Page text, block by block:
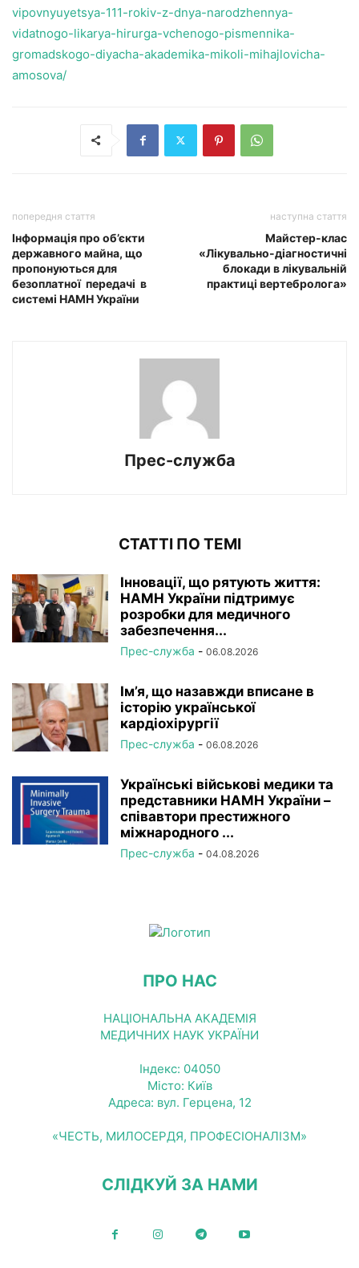
vipovnyuyetsya-111-rokiv-z-dnya-narodzhennya-
vidatnogo-likarya-hirurga-vchenogo-pismennika-
gromadskogo-diyacha-akademika-mikoli-mihajlovicha-
amosova/
попередня стаття
Інформація про об’єкти
державного майна, що
пропонуються для
безоплатної передачі в
системі НАМН України
наступна стаття
Майстер-клас
«Лікувально-діагностичні
блокади в лікувальній
практиці вертебролога»
Прес-служба
СТАТТІ ПО ТЕМІ
Інновації, що рятують життя:
НАМН України підтримує
розробки для медичного
забезпечення...
Прес-служба - 06.08.2026
Ім’я, що назавжди вписане в
історію української
кардіохірургії
Прес-служба - 06.08.2026
Українські військові медики та
представники НАМН України –
співавтори престижного
міжнародного ...
Прес-служба - 04.08.2026
ПРО НАС
НАЦІОНАЛЬНА АКАДЕМІЯ
МЕДИЧНИХ НАУК УКРАЇНИ
Індекс: 04050
Місто: Київ
Адреса: вул. Герцена, 12
«ЧЕСТЬ, МИЛОСЕРДЯ, ПРОФЕСІОНАЛІЗМ»
СЛІДКУЙ ЗА НАМИ